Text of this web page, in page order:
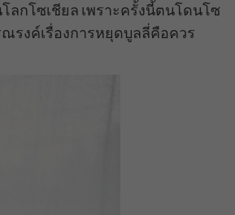
ลกโซเชียล เพราะครั้งนี้ตนโดนโซ
รงค์เรื่องการหยุดบูลลี่คือควร